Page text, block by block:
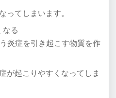
ってしまいます。
なる
炎症を引き起こす物質を作
が起こりやすくなってしま